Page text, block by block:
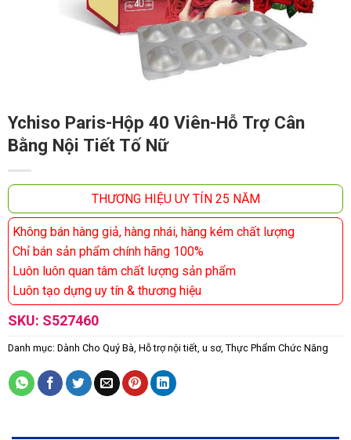
Ychiso Paris-Hộp 40 Viên-Hỗ Trợ Cân
Bằng Nội Tiết Tố Nữ
THƯƠNG HIỆU UY TÍN 25 NĂM
Không bán hàng giả, hàng nhái, hàng kém chất lượng
Chỉ bán sản phẩm chính hãng 100%
Luôn luôn quan tâm chất lượng sản phẩm
Luôn tạo dựng uy tín & thương hiệu
SKU: S527460
Danh mục: Dành Cho Quý Bà, Hỗ trợ nội tiết, u sơ, Thực Phẩm Chức Năng